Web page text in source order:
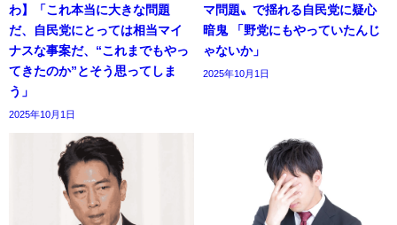
わ】「これ本当に大きな問題
だ、自民党にとっては相当マイ
ナスな事案だ、“これまでもやっ
てきたのか”とそう思ってしま
う」
2025年10月1日
マ問題〟で揺れる自民党に疑心
暗鬼 「野党にもやっていたんじ
ゃないか」
2025年10月1日